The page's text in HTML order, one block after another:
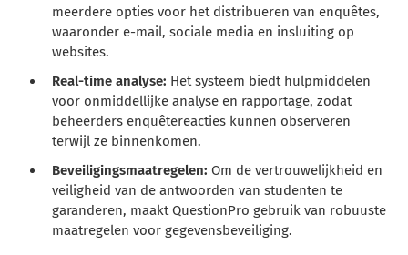
meerdere opties voor het distribueren van enquêtes,
waaronder e-mail, sociale media en insluiting op
websites.
Real-time analyse: Het systeem biedt hulpmiddelen
voor onmiddellijke analyse en rapportage, zodat
beheerders enquêtereacties kunnen observeren
terwijl ze binnenkomen.
Beveiligingsmaatregelen:Om de vertrouwelijkheid en
veiligheid van de antwoorden van studenten te
garanderen, maakt QuestionPro gebruik van robuuste
maatregelen voor gegevensbeveiliging.